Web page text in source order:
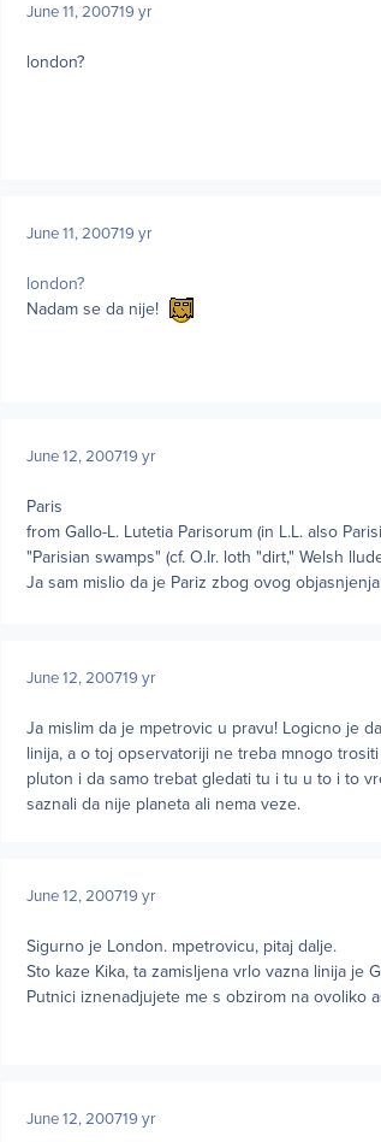
June 11, 200719 yr
london?
June 11, 200719 yr
london?
Nadam se da nije!
June 12, 200719 yr
Paris
from Gallo-L. Lutetia Parisorum (in L.L. also
"Parisian swamps" (cf. O.Ir. loth "dirt," Welsh
Ja sam mislio da je Pariz zbog ovog
June 12, 200719 yr
Ja mislim da je mpetrovic u pravu! Logicno je
linija, a o toj opservatoriji ne treba mnogo
pluton i da samo trebat gledati tu i tu u to i to
saznali da nije planeta ali nema veze.
June 12, 200719 yr
Sigurno je London. mpetrovicu, pitaj dalje.
Sto kaze Kika, ta zamisljena vrlo vazna linija je
Putnici iznenadjujete me s obzirom na ovoliko
June 12, 200719 yr